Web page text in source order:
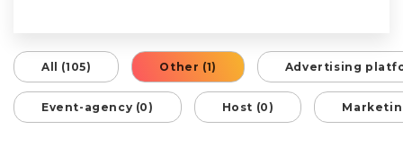
All (105) Other (1) Advertising
Event-agency (0) Host (0)